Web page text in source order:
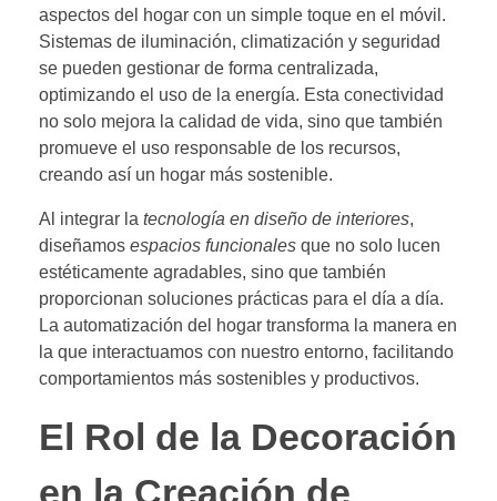
aspectos del hogar con un simple toque en el móvil.
Sistemas de iluminación, climatización y seguridad
se pueden gestionar de forma centralizada,
optimizando el uso de la energía. Esta conectividad
no solo mejora la calidad de vida, sino que también
promueve el uso responsable de los recursos,
creando así un hogar más sostenible.
Al integrar la tecnología en diseño de interiores,
diseñamos espacios funcionales que no solo lucen
estéticamente agradables, sino que también
proporcionan soluciones prácticas para el día a día.
La automatización del hogar transforma la manera en
la que interactuamos con nuestro entorno, facilitando
comportamientos más sostenibles y productivos.
El Rol de la Decoración